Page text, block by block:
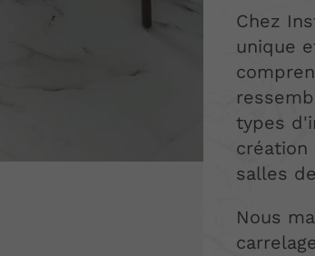
Chez
unique
types
création
salles
Nous